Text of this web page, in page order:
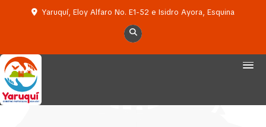
Yaruquí, Eloy Alfaro No. E1-52 e Isidro Ayora, Esquina